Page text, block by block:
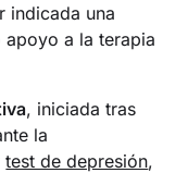
indicada una
a la terapia
, iniciada tras
la
test de depresión,